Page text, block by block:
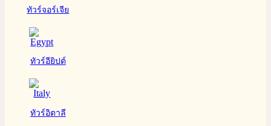
ทัวร์จอร์เจีย
ทัวร์อียิปต์
ทัวร์อิตาลี